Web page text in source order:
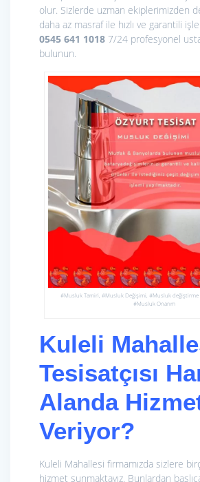
olur. Sizlerde uzman ekiplerimizden
daha az masraf ile hızlı ve garantili
0545 641 1018 7/24 profesyonel
bulunun.
#Musluk Tamiri, #Musluk Değişimi, #Musluk değiştirme
#Musluk Onarım
Kuleli
Tesisatçısı
Alanda
Veriyor?
Kuleli Mahallesi firmamızda sizlere
hizmet sunmaktayız. Bunlardan